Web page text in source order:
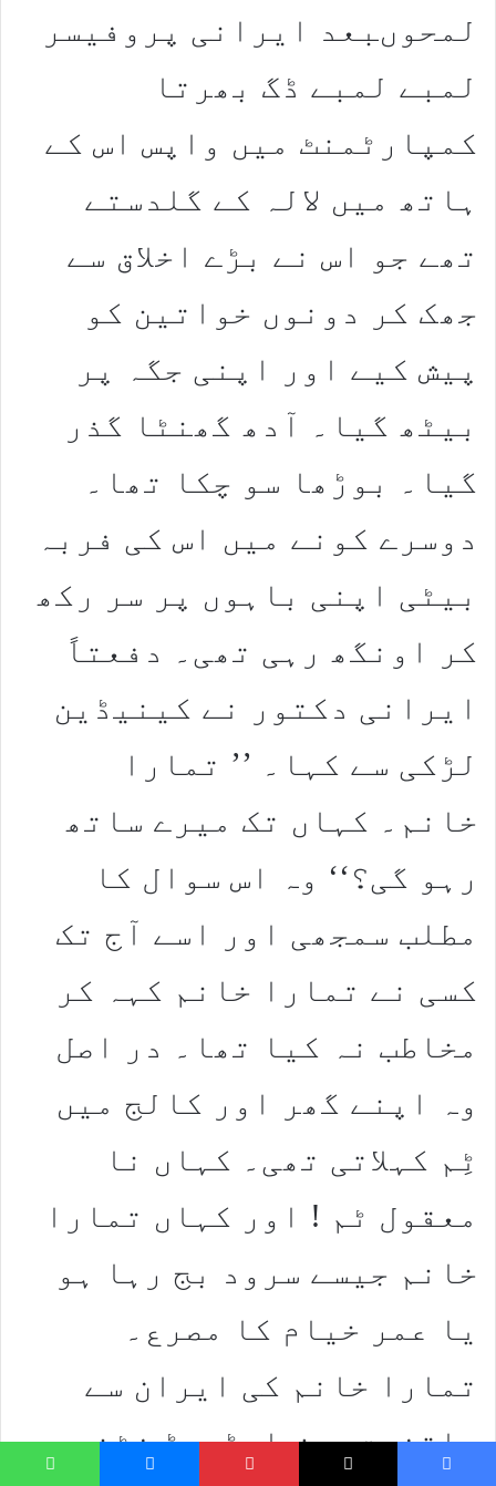
لمحوںبعد ایرانی پروفیسر
لمبے لمبے ڈگ بھرتا
کمپارٹمنٹ میں واپس اس کے
ہاتھ میں لالہ کے گلدستے
تھے جو اس نے بڑے اخلاق سے
جھک کر دونوں خواتین کو
پیش کیے اور اپنی جگہ پر
بیٹھ گیا۔ آدھ گھنٹا گذر
گیا۔ بوڑھا سو چکا تھا۔
دوسرے کونے میں اس کی فربہ
بیٹی اپنی باہوں پر سر رکھ
کر اونگھ رہی تھی۔ دفعتاً
ایرانی دکتور نے کینیڈین
لڑکی سے کہا۔ ’’ تمارا
خانم۔ کہاں تک میرے ساتھ
رہو گی؟‘‘ وہ اس سوال کا
مطلب سمجھی اور اسے آج تک
کسی نے تمارا خانم کہہ کر
مخاطب نہ کیا تھا۔ در اصل
وہ اپنے گھر اور کالج میں
ٹِم کہلاتی تھی۔ کہاں نا
معقول ٹم ! اور کہاں تمارا
خانم جیسے سرود بج رہا ہو
یا عمر خیام کا مصرع۔
تمارا خانم کی ایران سے
واقفیت محض ایڈورڈ فٹنر